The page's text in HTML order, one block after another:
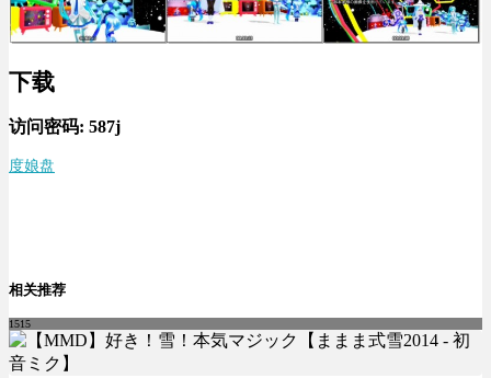
下载
访问密码: 587j
度娘盘
相关推荐
1515